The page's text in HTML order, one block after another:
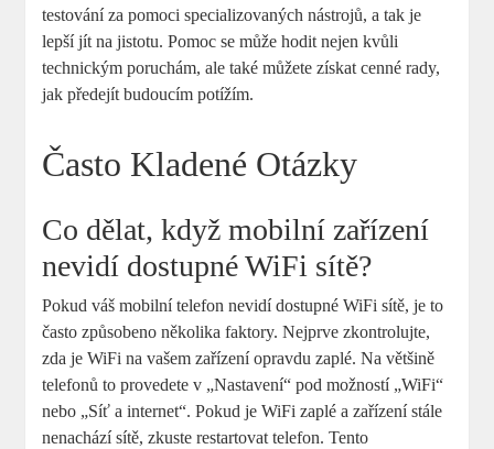
testování za pomoci specializovaných nástrojů, a tak je
lepší jít na jistotu. Pomoc se může hodit nejen kvůli
technickým poruchám, ale také můžete získat cenné rady,
jak předejít budoucím potížím.
Často Kladené Otázky
Co dělat, když mobilní zařízení
nevidí dostupné WiFi sítě?
Pokud váš mobilní telefon nevidí dostupné WiFi sítě, je to
často způsobeno několika faktory. Nejprve zkontrolujte,
zda je WiFi na vašem zařízení opravdu zaplé. Na většině
telefonů to provedete v „Nastavení“ pod možností „WiFi“
nebo „Síť a internet“. Pokud je WiFi zaplé a zařízení stále
nenachází sítě, zkuste restartovat telefon. Tento